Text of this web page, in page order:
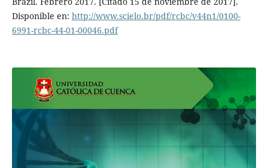
Disponible en: http://www.scielo.br/pdf/rcbc/v44n1/0100-
6991-rcbc-44-01-00046.pdf